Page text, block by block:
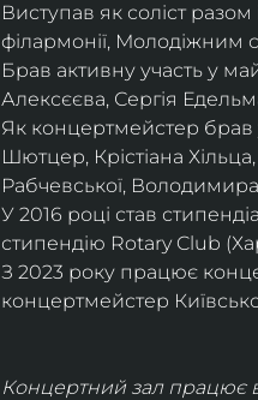
Виступав як соліст
філармонії,
Брав активну участь у
Алексєєва, Сергія
Як концертмейстер брав
Шютцер, Крістіана
Рабчевської,
У 2016 році став
стипендію Rotary Club
З 2023 року працює
концертмейстер
Концертний зал працює